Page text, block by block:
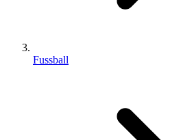
Fussball